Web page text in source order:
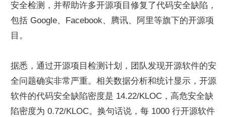
安全检测，并帮助许多开源项目修复了代码安全缺陷，
包括 Google、Facebook、腾讯、阿里等旗下的开源项
目。
据悉，通过开源项目检测计划，团队发现开源软件的安
全问题确实非常严重。相关数据分析和统计显示，开源
软件的代码安全缺陷密度是 14.22/KLOC，高危安全缺
陷密度为 0.72/KLOC。换句话说，每 1000 行开源软件